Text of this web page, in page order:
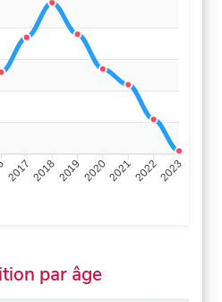
2017 20182019 2020202120222023
par âge